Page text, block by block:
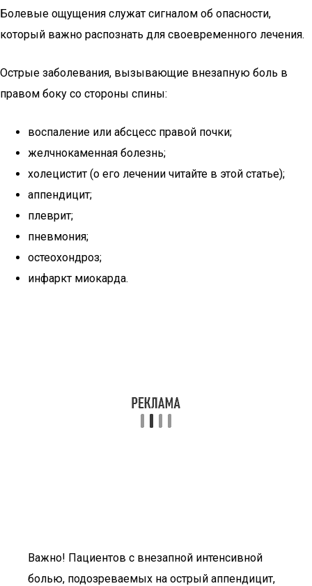
Болевые ощущения служат сигналом об опасности,
который важно распознать для своевременного лечения.
Острые заболевания, вызывающие внезапную боль в
правом боку со стороны спины:
воспаление или абсцесс правой почки;
желчнокаменная болезнь;
холецистит (о его лечении читайте в этой статье);
аппендицит;
плеврит;
пневмония;
остеохондроз;
инфаркт миокарда.
Важно! Пациентов с внезапной интенсивной
болью, подозреваемых на острый аппендицит,